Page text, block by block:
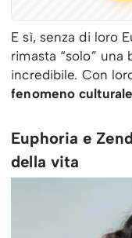
E sì, senza di loro
rimasta “solo” una
incredibile. Con
fenomeno culturale
Euphoria e
della vita